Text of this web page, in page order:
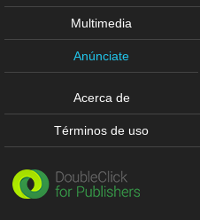
Multimedia
Anúnciate
Acerca de
Términos de uso